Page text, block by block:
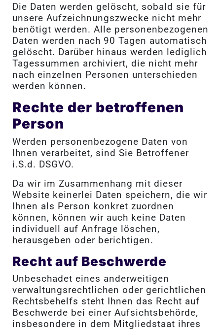
Die Daten werden gelöscht, sobald sie für
unsere Aufzeichnungszwecke nicht mehr
benötigt werden. Alle personenbezogenen
Daten werden nach 90 Tagen automatisch
gelöscht. Darüber hinaus werden lediglich
Tagessummen archiviert, die nicht mehr
nach einzelnen Personen unterschieden
werden können.
Rechte der betroffenen
Person
Werden personenbezogene Daten von
Ihnen verarbeitet, sind Sie Betroffener
i.S.d. DSGVO.
Da wir im Zusammenhang mit dieser
Website keinerlei Daten speichern, die wir
Ihnen als Person konkret zuordnen
können, können wir auch keine Daten
individuell auf Anfrage löschen,
herausgeben oder berichtigen.
Recht auf Beschwerde
Unbeschadet eines anderweitigen
verwaltungsrechtlichen oder gerichtlichen
Rechtsbehelfs steht Ihnen das Recht auf
Beschwerde bei einer Aufsichtsbehörde,
insbesondere in dem Mitgliedstaat ihres